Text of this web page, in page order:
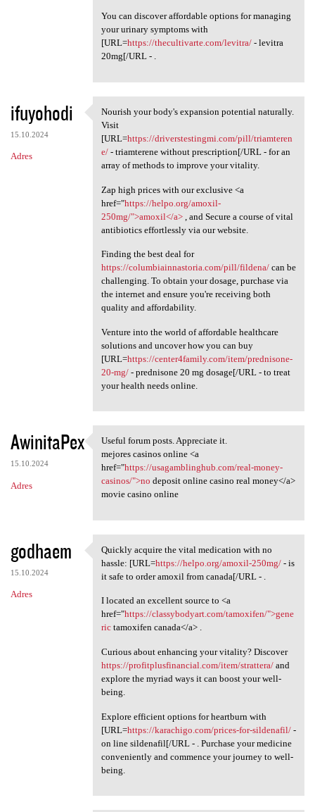
You can discover affordable options for managing
your urinary symptoms with
[URL=https://thecultivarte.com/levitra/- levitra
20mg[/URL - .
ifuyohodi
15.10.2024
Adres
Nourish your body's expansion
Nourish your body's expansion potential naturally.
Visit
[URL=https://driverstestingmi.com/pill/triamteren
e/- triamterene without prescription[/URL - for an
array of methods to improve your vitality.
Zap high prices with our exclusive <a
href="https://helpo.org/amoxil-
250mg/">amoxil</a>, and Secure a course of vital
antibiotics effortlessly via our website.
Finding the best deal for
https://columbiainnastoria.com/pill/fildena/can be
challenging. To obtain your dosage, purchase via
the internet and ensure you're receiving both
quality and affordability.
Venture into the world of affordable healthcare
solutions and uncover how you can buy
[URL=https://center4family.com/item/prednisone-
20-mg/- prednisone 20 mg dosage[/URL - to treat
your health needs online.
AwinitaPex
15.10.2024
Adres
Useful forum posts.
Useful forum posts. Appreciate it.
mejores casinos online <a
href="https://usagamblinghub.com/real-money-
casinos/">no deposit online casino real money</a>
movie casino online
godhaem
15.10.2024
Adres
Quickly acquire the vital
Quickly acquire the vital medication with no
hassle: [URL=https://helpo.org/amoxil-250mg/- is
it safe to order amoxil from canada[/URL - .
I located an excellent source to <a
href="https://classybodyart.com/tamoxifen/">gene
rictamoxifen canada</a> .
Curious about enhancing your vitality? Discover
https://profitplusfinancial.com/item/strattera/and
explore the myriad ways it can boost your well-
being.
Explore efficient options for heartburn with
[URL=https://karachigo.com/prices-for-sildenafil/-
on line sildenafil[/URL - . Purchase your medicine
conveniently and commence your journey to well-
being.